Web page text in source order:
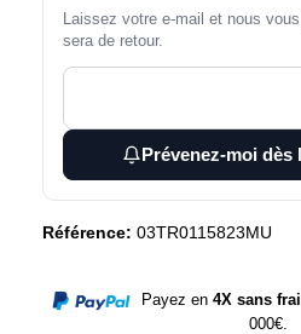
Laissez votre e-mail et nous
sera de retour.
Prévenez-moi
Référence: 03TR0115823MU
Payez en 4X sans
000€.